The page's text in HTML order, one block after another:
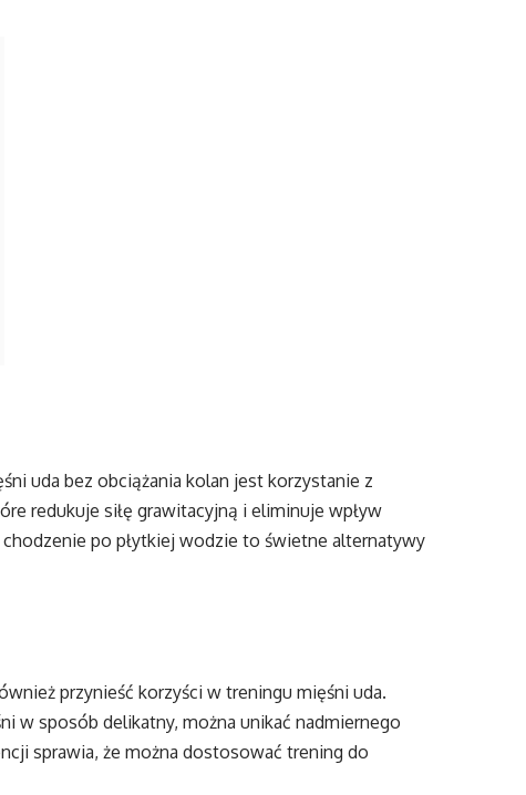
uda bez obciążania kolan jest korzystanie z
redukuje siłę grawitacyjną i eliminuje wpływ
chodzenie po płytkiej wodzie to świetne alternatywy
przynieść korzyści w treningu mięśni uda.
w sposób delikatny, można unikać nadmiernego
sprawia, że można dostosować trening do